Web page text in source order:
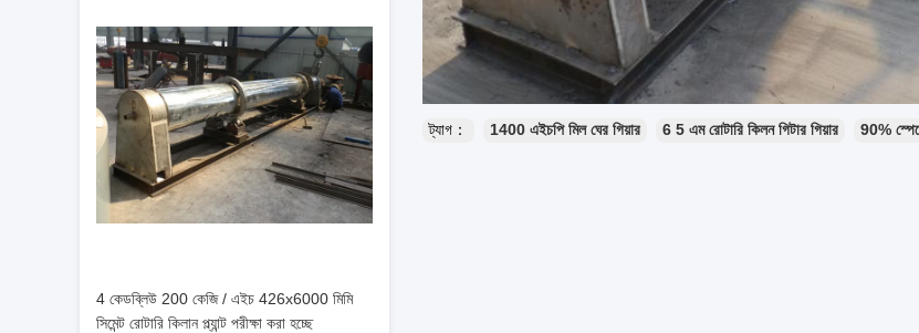
4 কেডব্লিউ 200 কেজি / এইচ 426x6000 মিমি
সিমেন্ট রোটারি কিলান প্ল্যান্ট পরীক্ষা করা হচ্ছে
ট্যাগ： 1400 এইচপি মিল ঘের গিয়ার 6 5 এম রোটারি কিলন গিটার গিয়ার 90%